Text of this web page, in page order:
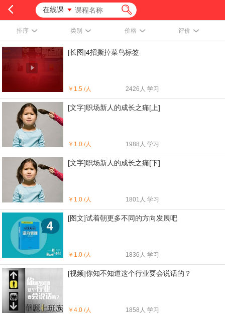
在线课
排序 类别 价格 评价
[长图]4招撕掉菜鸟标签
￥ 1.5 /人 2426人 学习
[文字]职场新人的成长之痛[上]
￥ 1.0 /人 1988人 学习
[文字]职场新人的成长之痛[下]
￥ 1.0 /人 1801人 学习
[图文]试着朝更多不同的方向发展吧
￥ 1.0 /人 1836人 学习
[视频]你知不知道这个行业要会说话的？
￥ 4.0 /人 1858人 学习